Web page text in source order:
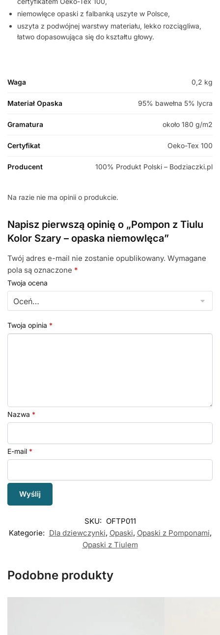
niemowlęce opaski z falbanką uszyte w Polsce,
uszyta z podwójnej warstwy materiału, lekko rozciągliwa,
łatwo dopasowująca się do kształtu głowy.
Waga 0,2 kg
Materiał Opaska 95% bawełna 5% lycra
Gramatura około 180 g/m2
Certyfikat Oeko-Tex 100
Producent 100% Produkt Polski – Bodziaczki.pl
Na razie nie ma opinii o produkcie.
Napisz pierwszą opinię o „Pompon z Tiulu
Kolor Szary – opaska niemowlęca”
Twój adres e-mail nie zostanie opublikowany. Wymagane
pola są oznaczone *
Twoja ocena
Twoja opinia *
Nazwa *
E-mail *
SKU: OFTP011
Kategorie: Dla dziewczynki, Opaski, Opaski z Pomponami,
Opaski z Tiulem
Podobne produkty